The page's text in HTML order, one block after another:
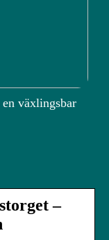
växlingsbar
–